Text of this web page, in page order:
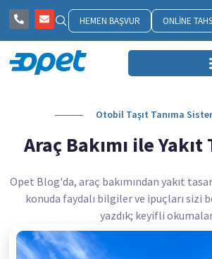
HEMEN BAŞVUR ONLINE
Otobil Taşıt Tanıma
Araç Bakımı ile
Opet Blog'da, araç bakımından yakıt
konuda faydalı bilgiler ve ipuçları sizi
yazdık; keyifli